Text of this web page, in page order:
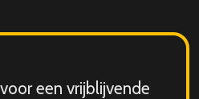
een vrijblijvende